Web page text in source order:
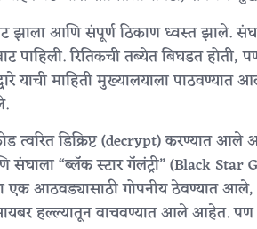
झाला आणि संपूर्ण ठिकाण ध्वस्त झाले.
पाहिली. रितिकची तब्येत बिघडत
याची माहिती मुख्यालयाला
त्वरित डिक्रिप्ट (decrypt) करण्यात आले
संघाला “ब्लॅक स्टार गॅलंट्री” (Black
एक आठवड्यासाठी गोपनीय ठेवण्यात
हल्ल्यातून वाचवण्यात आले आहेत.